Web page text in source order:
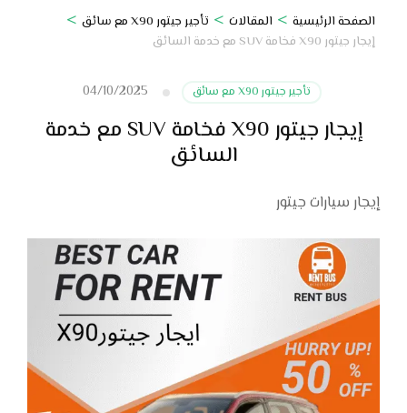
الصفحة الرئيسية > المقالات > تأجير جيتور X90 مع سائق >
إيجار جيتور X90 فخامة SUV مع خدمة السائق
تأجير جيتور X90 مع سائق 04/10/2025
إيجار جيتور X90 فخامة SUV مع خدمة
السائق
إيجار سيارات جيتور